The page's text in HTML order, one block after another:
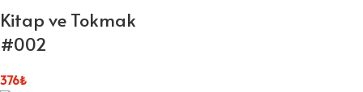
Kitap ve Tokmak
#002
376₺